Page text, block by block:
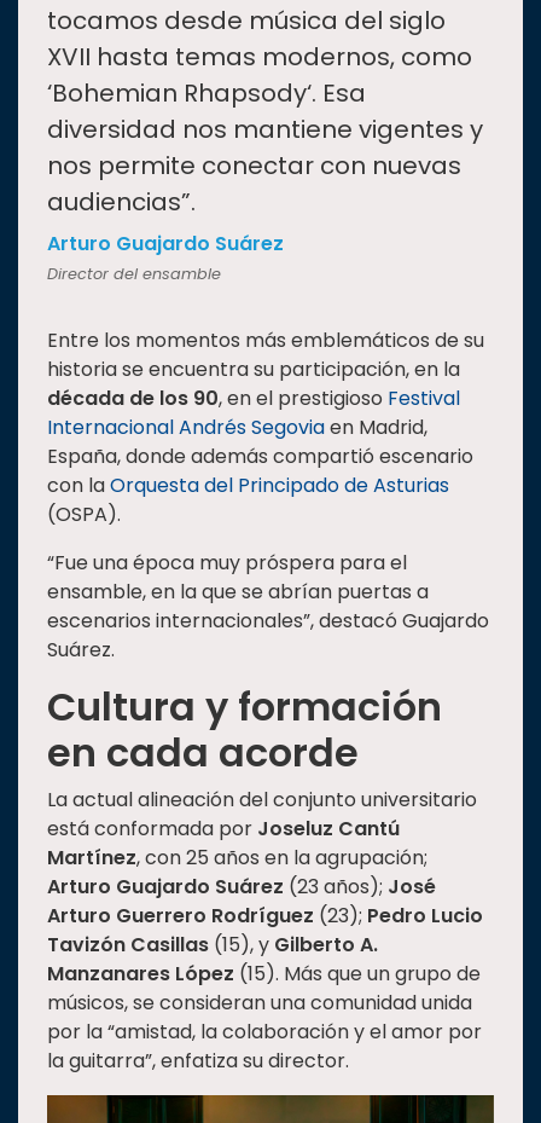
tocamos desde música del siglo
XVII hasta temas modernos, como
‘Bohemian Rhapsody‘. Esa
diversidad nos mantiene vigentes y
nos permite conectar con nuevas
audiencias”.
Arturo Guajardo Suárez
Director del ensamble
Entre los momentos más emblemáticos de su
historia se encuentra su participación, en la
década de los 90, en el prestigioso Festival
Internacional Andrés Segoviaen Madrid,
España, donde además compartió escenario
con laOrquesta del Principado de Asturias
(OSPA).
“Fue una época muy próspera para el
ensamble, en la que se abrían puertas a
escenarios internacionales”, destacó Guajardo
Suárez.
Cultura y formación
en cada acorde
La actual alineación del conjunto universitario
está conformada por Joseluz Cantú
Martínez, con 25 años en la agrupación;
Arturo Guajardo Suárez (23 años); José
Arturo Guerrero Rodríguez (23); Pedro Lucio
Tavizón Casillas (15), y Gilberto A.
Manzanares López (15). Más que un grupo de
músicos, se consideran una comunidad unida
por la “amistad, la colaboración y el amor por
la guitarra”, enfatiza su director.